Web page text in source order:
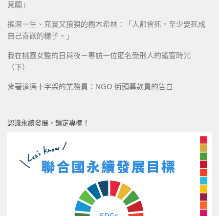
意願」
搖滾一生、充實又狼狽的樹木希林：「人都會死，至少要死成
自己喜歡的樣子。」
我在桃園女監的日與夜－專訪一位匿名受刑人的鐵窗時光
（下）
背著道德十字架的業務員：NGO 街頭募款員的告白
認識永續發展，鎖定專欄！